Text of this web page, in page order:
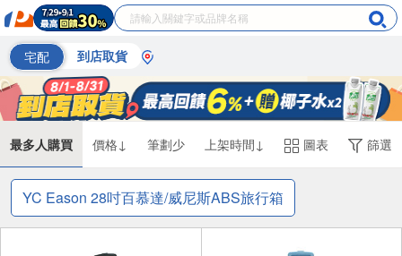
宅配 到店取貨
最多人購買 價格↓ 筆劃少 上架時間↓ 圖表 篩選
YC Eason 28吋百慕達/威尼斯ABS旅行箱